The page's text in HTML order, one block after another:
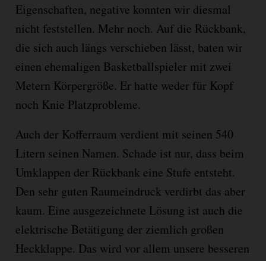
Eigenschaften, negative konnten wir diesmal
nicht feststellen. Mehr noch. Auf die Rückbank,
die sich auch längs verschieben lässt, baten wir
einen ehemaligen Basketballspieler mit zwei
Metern Körpergröße. Er hatte weder für Kopf
noch Knie Platzprobleme.
Auch der Kofferraum verdient mit seinen 540
Litern seinen Namen. Schade ist nur, dass beim
Umklappen der Rückbank eine Stufe entsteht.
Den sehr guten Raumeindruck verdirbt das aber
kaum. Eine ausgezeichnete Lösung ist auch die
elektrische Betätigung der ziemlich großen
Heckklappe. Das wird vor allem unsere besseren